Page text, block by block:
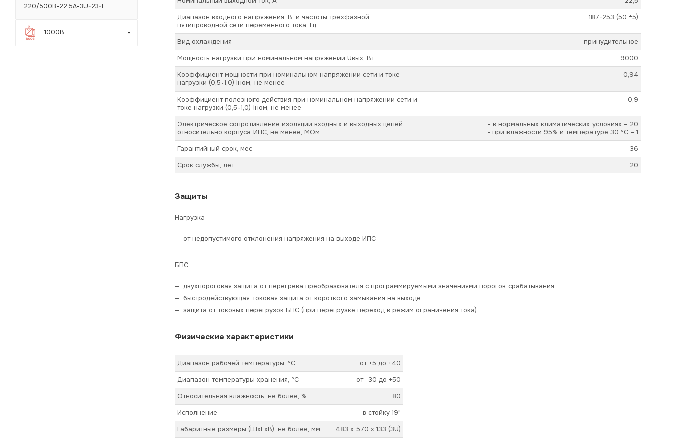
Диапазон входного напряжения, В, и частоты трехфазной
пятипроводной сети переменного тока, Гц
187-253 (50 ±5)
Вид охлаждения
принудительное
Мощность нагрузки при номинальном напряжении Uвых, Вт
9000
Коэффициент мощности при номинальном напряжении сети и токе
нагрузки (0,5÷1,0) Iном, не менее
0,94
Коэффициент полезного действия при номинальном напряжении сети и
токе нагрузки (0,5÷1,0) Iном, не менее
0,9
Электрическое сопротивление изоляции входных и выходных цепей
относительно корпуса ИПС, не менее, МОм
- в нормальных климатических условиях – 20
- при влажности 95% и температуре 30 ºС – 1
Гарантийный срок, мес
36
Срок службы, лет
20
Защиты
Нагрузка
от недопустимого отклонения напряжения на выходе ИПС
БПС
двухпороговая защита от перегрева преобразователя с программируемыми значениями порогов срабатывания
быстродействующая токовая защита от короткого замыкания на выходе
защита от токовых перегрузок БПС (при перегрузке переход в режим ограничения тока)
Физические характеристики
Диапазон рабочей температуры, ºС
от +5 до +40
Диапазон температуры хранения, ºС
от -30 до +50
Относительная влажность, не более, %
80
Исполнение
в стойку 19"
Габаритные размеры (ШхГхВ), не более, мм
483 x 570 x 133 (3U)
220/500В-22,5А-3U-23-F
1000В